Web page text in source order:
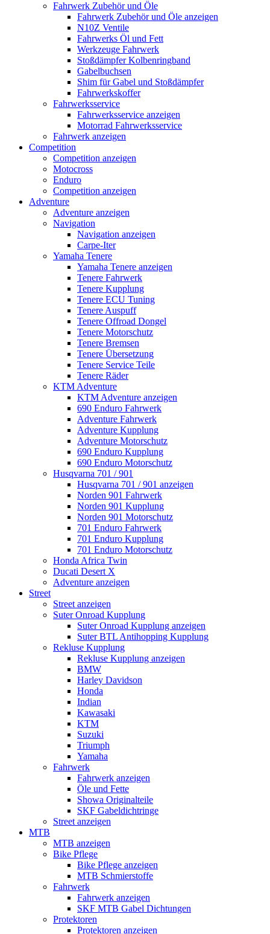
Fahrwerk Zubehör und Öle
Fahrwerk Zubehör und Öle anzeigen
N10Z Ventile
Fahrwerks Öl und Fett
Werkzeuge Fahrwerk
Stoßdämpfer Kolbenringband
Gabelbuchsen
Shim für Gabel und Stoßdämpfer
Fahrwerkskoffer
Fahrwerksservice
Fahrwerksservice anzeigen
Motorrad Fahrwerksservice
Fahrwerk anzeigen
Competition
Competition anzeigen
Motocross
Enduro
Competition anzeigen
Adventure
Adventure anzeigen
Navigation
Navigation anzeigen
Carpe-Iter
Yamaha Tenere
Yamaha Tenere anzeigen
Tenere Fahrwerk
Tenere Kupplung
Tenere ECU Tuning
Tenere Auspuff
Tenere Offroad Dongel
Tenere Motorschutz
Tenere Bremsen
Tenere Übersetzung
Tenere Service Teile
Tenere Räder
KTM Adventure
KTM Adventure anzeigen
690 Enduro Fahrwerk
Adventure Fahrwerk
Adventure Kupplung
Adventure Motorschutz
690 Enduro Kupplung
690 Enduro Motorschutz
Husqvarna 701 / 901
Husqvarna 701 / 901 anzeigen
Norden 901 Fahrwerk
Norden 901 Kupplung
Norden 901 Motorschutz
701 Enduro Fahrwerk
701 Enduro Kupplung
701 Enduro Motorschutz
Honda Africa Twin
Ducati Desert X
Adventure anzeigen
Street
Street anzeigen
Suter Onroad Kupplung
Suter Onroad Kupplung anzeigen
Suter BTL Antihopping Kupplung
Rekluse Kupplung
Rekluse Kupplung anzeigen
BMW
Harley Davidson
Honda
Indian
Kawasaki
KTM
Suzuki
Triumph
Yamaha
Fahrwerk
Fahrwerk anzeigen
Öle und Fette
Showa Originalteile
SKF Gabeldichtringe
Street anzeigen
MTB
MTB anzeigen
Bike Pflege
Bike Pflege anzeigen
MTB Schmierstoffe
Fahrwerk
Fahrwerk anzeigen
SKF MTB Gabel Dichtungen
Protektoren
Protektoren anzeigen